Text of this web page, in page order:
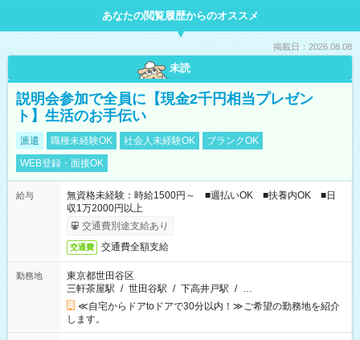
あなたの閲覧履歴からのオススメ
掲載日：2026.08.08
未読
説明会参加で全員に【現金2千円相当プレゼン
ト】生活のお手伝い
派遣 職種未経験OK 社会人未経験OK
ブランクOK
WEB登録・面接OK
給与
無資格未経験：時給1500円～ ■週払いOK ■扶養内OK ■日
収1万2000円以上
交通費別途支給あり
交通費 交通費全額支給
勤務地
東京都世田谷区
三軒茶屋駅 / 世田谷駅 / 下高井戸駅 / …
≪自宅からドアtoドアで30分以内！≫ご希望の勤務地を紹介
します。